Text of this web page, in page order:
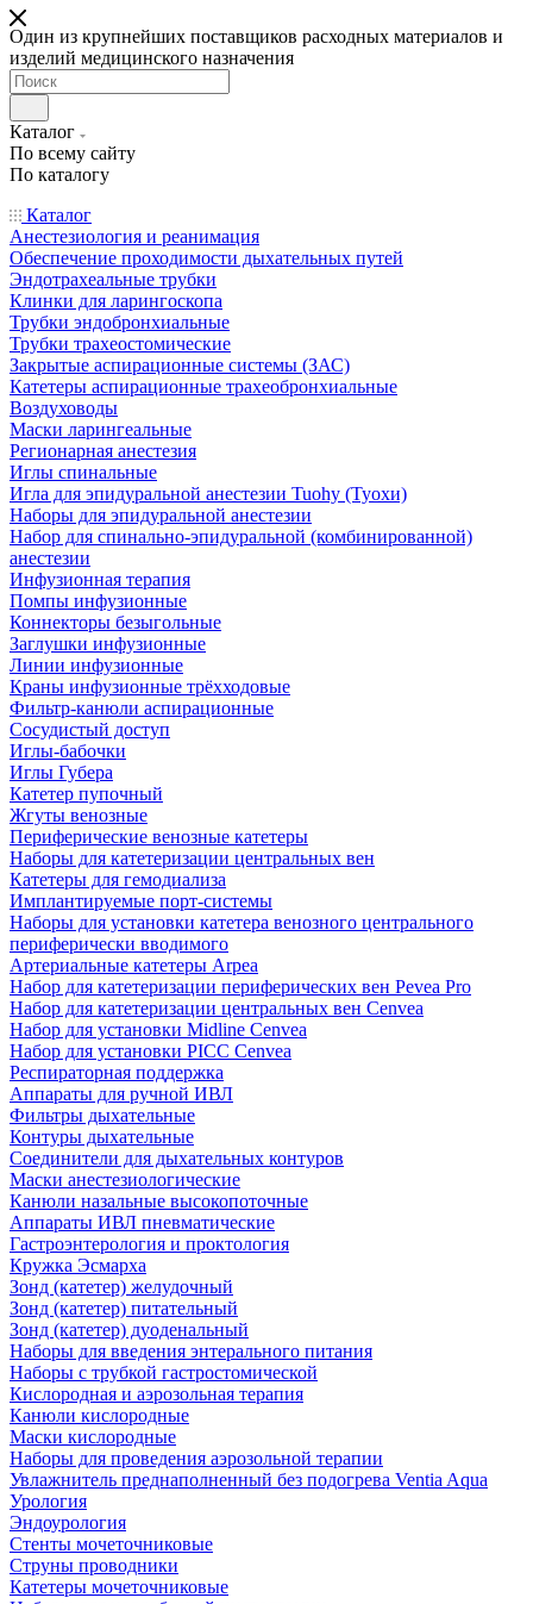
Один из крупнейших поставщиков расходных материалов и
изделий медицинского назначения
Каталог
По всему сайту
По каталогу
Каталог
Анестезиология и реанимация
Обеспечение проходимости дыхательных путей
Эндотрахеальные трубки
Клинки для ларингоскопа
Трубки эндобронхиальные
Трубки трахеостомические
Закрытые аспирационные системы (ЗАС)
Катетеры аспирационные трахеобронхиальные
Воздуховоды
Маски ларингеальные
Регионарная анестезия
Иглы спинальные
Игла для эпидуральной анестезии Tuohy (Туохи)
Наборы для эпидуральной анестезии
Набор для спинально-эпидуральной (комбинированной)
анестезии
Инфузионная терапия
Помпы инфузионные
Коннекторы безыгольные
Заглушки инфузионные
Линии инфузионные
Краны инфузионные трёхходовые
Фильтр-канюли аспирационные
Сосудистый доступ
Иглы-бабочки
Иглы Губера
Катетер пупочный
Жгуты венозные
Периферические венозные катетеры
Наборы для катетеризации центральных вен
Катетеры для гемодиализа
Имплантируемые порт‑системы
Наборы для установки катетера венозного центрального
периферически вводимого
Артериальные катетеры Arpea
Набор для катетеризации периферических вен Pevea Pro
Набор для катетеризации центральных вен Cenvea
Набор для установки Midline Cenvea
Набор для установки PICC Cenvea
Респираторная поддержка
Аппараты для ручной ИВЛ
Фильтры дыхательные
Контуры дыхательные
Соединители для дыхательных контуров
Маски анестезиологические
Канюли назальные высокопоточные
Аппараты ИВЛ пневматические
Гастроэнтерология и проктология
Кружка Эсмарха
Зонд (катетер) желудочный
Зонд (катетер) питательный
Зонд (катетер) дуоденальный
Наборы для введения энтерального питания
Наборы с трубкой гастростомической
Кислородная и аэрозольная терапия
Канюли кислородные
Маски кислородные
Наборы для проведения аэрозольной терапии
Увлажнитель преднаполненный без подогрева Ventia Aqua
Урология
Эндоурология
Стенты мочеточниковые
Струны проводники
Катетеры мочеточниковые